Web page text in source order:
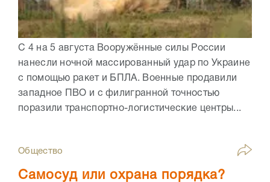
С 4 на 5 августа Вооружённые силы России
нанесли ночной массированный удар по Украине
с помощью ракет и БПЛА. Военные продавили
западное ПВО и с филигранной точностью
поразили транспортно-логистические центры...
Общество
Самосуд или охрана порядка?